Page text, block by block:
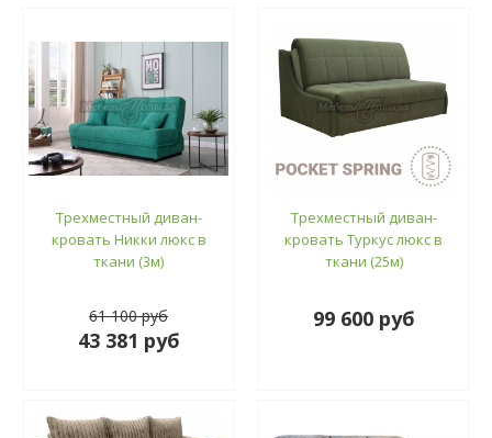
Трехместный диван-
кровать Никки люкс в
ткани (3м)
61 100 руб
43 381 руб
Трехместный диван-
кровать Туркус люкс в
ткани (25м)
99 600 руб